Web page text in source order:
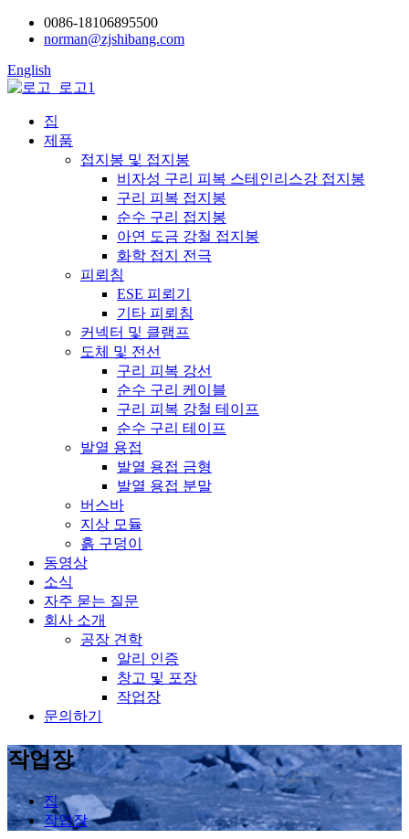
0086-18106895500
norman@zjshibang.com
English
집
제품
접지봉 및 접지봉
비자성 구리 피복 스테인리스강 접지봉
구리 피복 접지봉
순수 구리 접지봉
아연 도금 강철 접지봉
화학 접지 전극
피뢰침
ESE 피뢰기
기타 피뢰침
커넥터 및 클램프
도체 및 전선
구리 피복 강선
순수 구리 케이블
구리 피복 강철 테이프
순수 구리 테이프
발열 용접
발열 용접 금형
발열 용접 분말
버스바
지상 모듈
흙 구덩이
동영상
소식
자주 묻는 질문
회사 소개
공장 견학
알리 인증
창고 및 포장
작업장
문의하기
작업장
집
작업장